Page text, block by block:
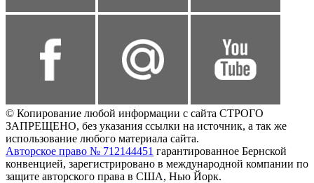
© Копирование любой информации с сайта СТРОГО
ЗАПРЕЩЕНО, без указания ссылки на источник, а так же
использование любого материала сайта.
Авторское право № 712144451 гарантированное Бернской
конвенцией, зарегистрировано в международной компании по
защите авторского права в США, Нью Йорк.